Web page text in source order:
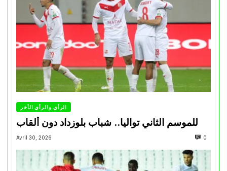
الرأي والرأي الأخر
للموسم الثاني تواليا.. شباب بلوزداد دون ألقاب
Avril 30, 2026 0